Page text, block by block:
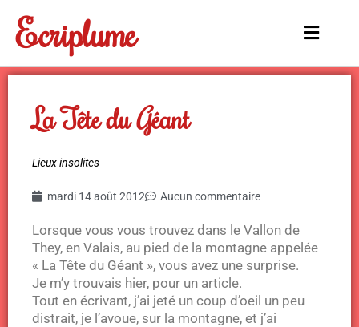
contenu
Ecriplume
Main
La Tête du Géant
Lieux insolites
mardi 14 août 2012 Aucun commentaire
Lorsque vous vous trouvez dans le Vallon de
They, en Valais, au pied de la montagne appelée
« La Tête du Géant », vous avez une surprise.
Je m’y trouvais hier, pour un article.
Tout en écrivant, j’ai jeté un coup d’oeil un peu
distrait, je l’avoue, sur la montagne, et j’ai